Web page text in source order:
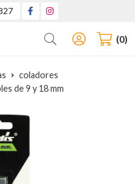
Buscar 0
coladores
de 9 y 18 mm